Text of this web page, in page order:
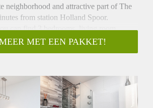
neighborhood and attractive part of The
from station Holland Spoor.
can find 3 bedrooms, living room,
kitchen.
shopping centre, fitness, elementary
or regular persons with stable
August 2020.. The rent is excluding
MET EEN PAKKET!